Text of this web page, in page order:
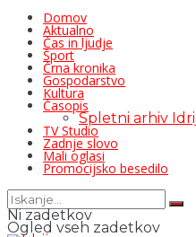
Domov
Aktualno
Čas in ljudje
Šport
Črna kronika
Gospodarstvo
Kultura
Časopis
Spletni arhiv
TV Studio
Zadnje slovo
Mali oglasi
Promocijsko besedilo
Ni zadetkov
Ogled vseh zadetkov